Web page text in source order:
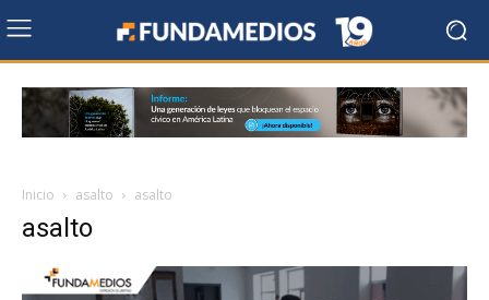
Inicio asalto asalto
asalto